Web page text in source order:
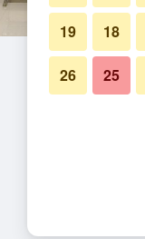
18
19
25
26